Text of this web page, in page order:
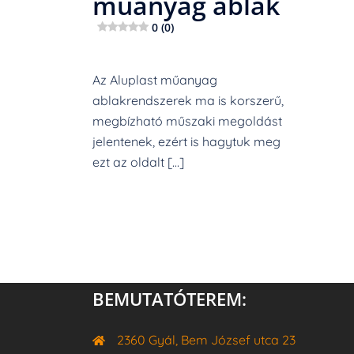
0 (0)
Az Aluplast műanyag
ablakrendszerek ma is korszerű,
megbízható műszaki megoldást
jelentenek, ezért is hagytuk meg
ezt az oldalt […]
BEMUTATÓTEREM:
2360 Gyál, Bem József utca 23